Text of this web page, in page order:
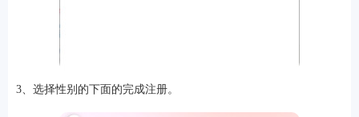
3、选择性别的下面的完成注册。